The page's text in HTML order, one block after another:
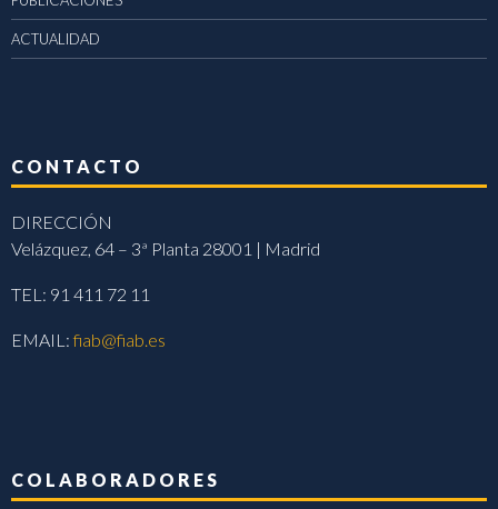
ACTUALIDAD
CONTACTO
DIRECCIÓN
Velázquez, 64 – 3ª Planta 28001 | Madrid
TEL: 91 411 72 11
EMAIL:fiab@fiab.es
COLABORADORES